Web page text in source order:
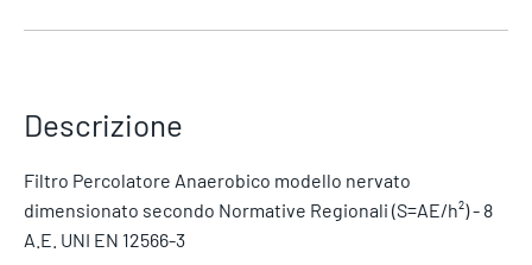
Descrizione
Filtro Percolatore Anaerobico modello nervato
dimensionato secondo Normative Regionali (S=AE/h²) - 8
A.E. UNI EN 12566-3